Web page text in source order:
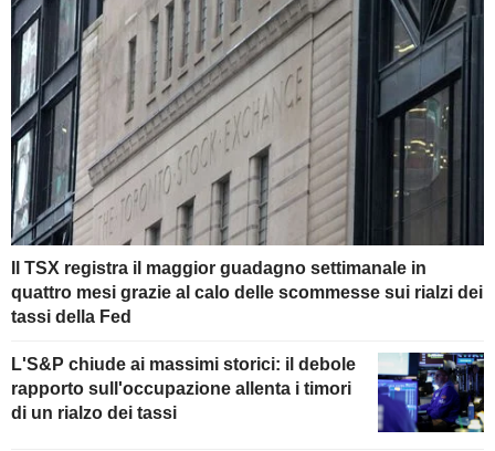
Il TSX registra il maggior guadagno settimanale in
quattro mesi grazie al calo delle scommesse sui rialzi dei
tassi della Fed
L'S&P chiude ai massimi storici: il debole
rapporto sull'occupazione allenta i timori
di un rialzo dei tassi